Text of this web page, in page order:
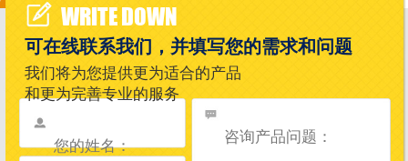
WRITE DOWN
可在线联系我们，并填写您的需求和问题
我们将为您提供更为适合的产品
和更为完善专业的服务